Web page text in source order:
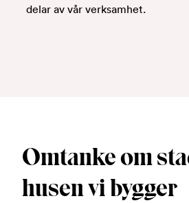
delar av vår verksamhet.
Omtanke om
husen vi bygger